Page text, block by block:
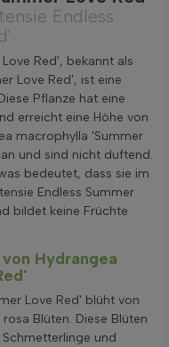
Endless
Red', bekannt als
Love Red', ist eine
Pflanze hat eine
erreicht eine Höhe von
macrophylla 'Summer
und sind nicht duftend.
bedeutet, dass sie im
Endless Summer
bildet keine Früchte
Hydrangea
Love Red' blüht von
Blüten. Diese Blüten
und